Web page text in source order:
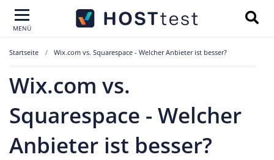
MENÜ
Startseite Wix.com vs. Squarespace - Welcher Anbieter ist besser?
Wix.com vs.
Squarespace - Welcher
Anbieter ist besser?